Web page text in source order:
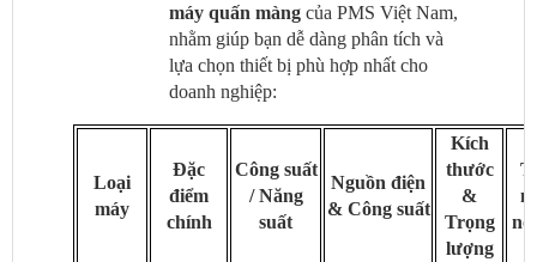
máy quấn màng của PMS Việt Nam,
nhằm giúp bạn dễ dàng phân tích và
lựa chọn thiết bị phù hợp nhất cho
doanh nghiệp:
Loại
máy
Đặc
điểm
chính
Công suất
/ Năng
suất
Nguồn điện
& Công suất
Kích
thước
&
Trọng
lượng